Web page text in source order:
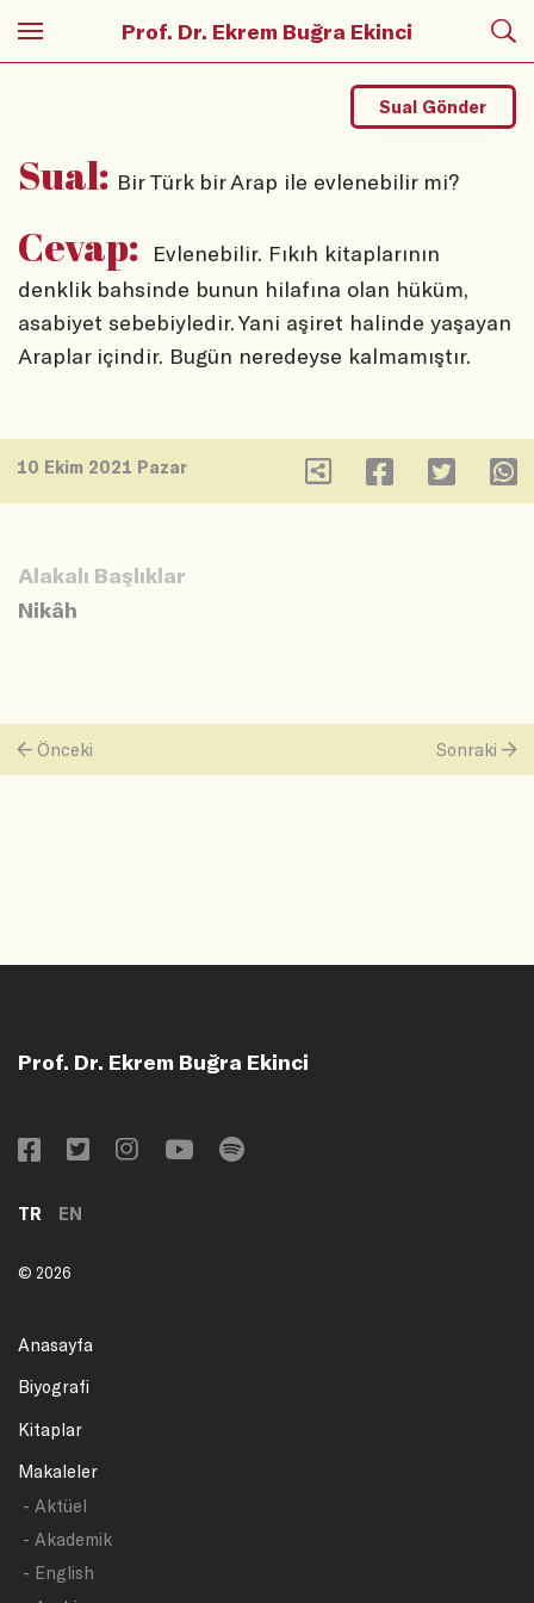
Prof. Dr. Ekrem Buğra Ekinci
Sual: Bir Türk bir Arap ile evlenebilir mi?
Sual Gönder
Cevap:
Evlenebilir. Fıkıh kitaplarının
denklik bahsinde bunun hilafına olan hüküm,
asabiyet sebebiyledir. Yani aşiret halinde yaşayan
Araplar içindir. Bugün neredeyse kalmamıştır.
10 Ekim 2021 Pazar
Alakalı Başlıklar
Nikâh
Önceki Sonraki
Prof. Dr. Ekrem Buğra Ekinci
TR EN
© 2026
Anasayfa
Biyografi
Kitaplar
Makaleler
- Aktüel
- Akademik
- English